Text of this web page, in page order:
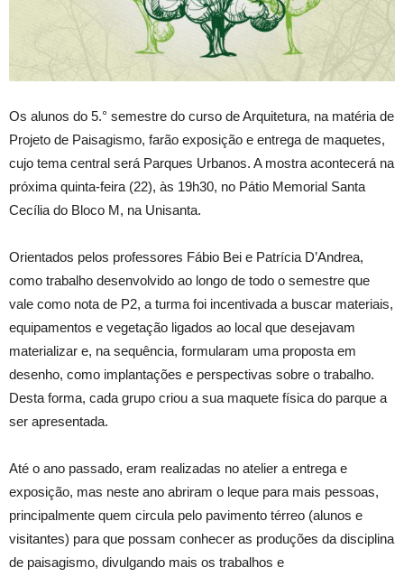
Os alunos do 5.° semestre do curso de Arquitetura, na matéria de
Projeto de Paisagismo, farão exposição e entrega de maquetes,
cujo tema central será Parques Urbanos. A mostra acontecerá na
próxima quinta-feira (22), às 19h30, no Pátio Memorial Santa
Cecília do Bloco M, na Unisanta.
Orientados pelos professores Fábio Bei e Patrícia D’Andrea,
como trabalho desenvolvido ao longo de todo o semestre que
vale como nota de P2, a turma foi incentivada a buscar materiais,
equipamentos e vegetação ligados ao local que desejavam
materializar e, na sequência, formularam uma proposta em
desenho, como implantações e perspectivas sobre o trabalho.
Desta forma, cada grupo criou a sua maquete física do parque a
ser apresentada.
Até o ano passado, eram realizadas no atelier a entrega e
exposição, mas neste ano abriram o leque para mais pessoas,
principalmente quem circula pelo pavimento térreo (alunos e
visitantes) para que possam conhecer as produções da disciplina
de paisagismo, divulgando mais os trabalhos e